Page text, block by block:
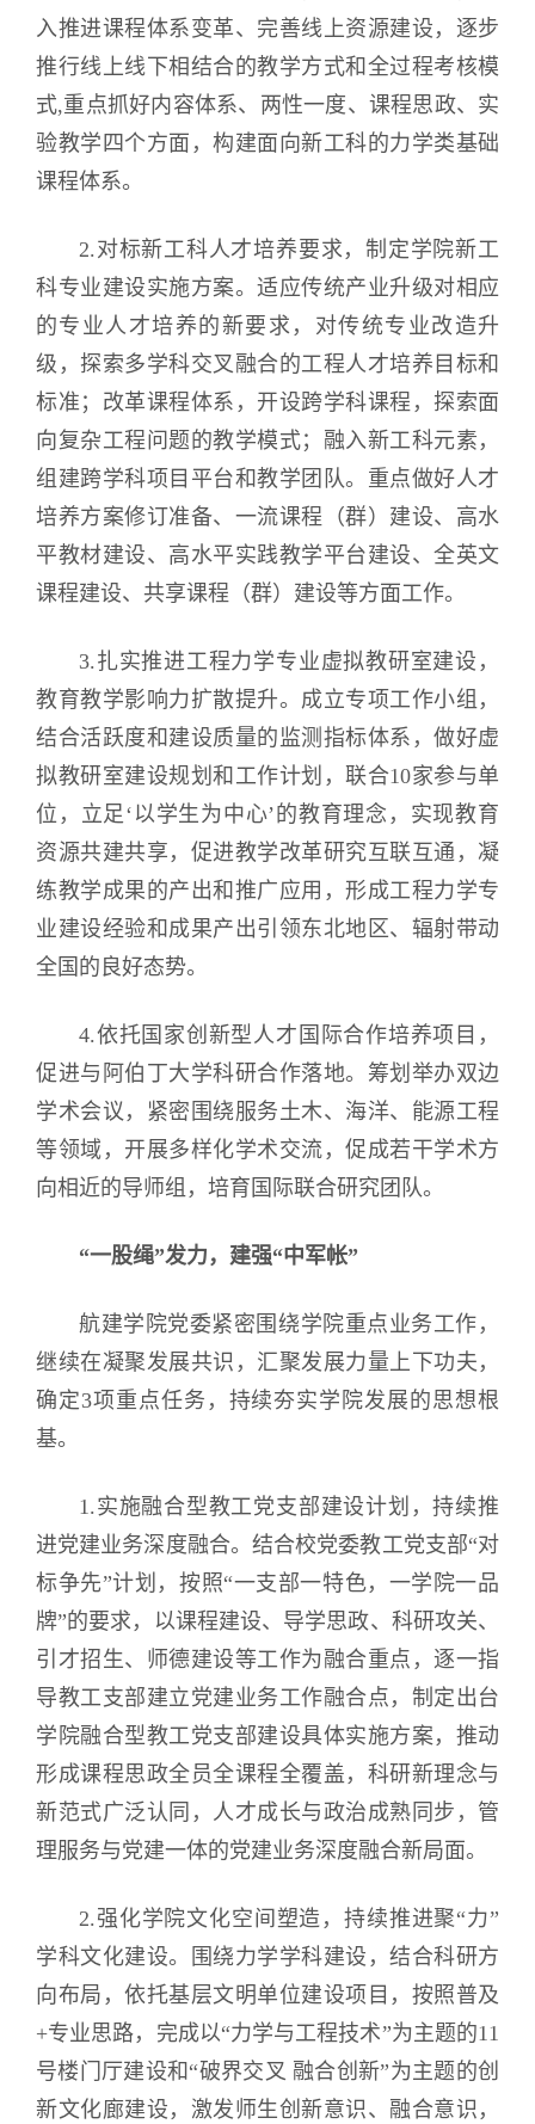
入推进课程体系变革、完善线上资源建设，逐步
推行线上线下相结合的教学方式和全过程考核模
式,重点抓好内容体系、两性一度、课程思政、实
验教学四个方面，构建面向新工科的力学类基础
课程体系。
2.对标新工科人才培养要求，制定学院新工
科专业建设实施方案。适应传统产业升级对相应
的专业人才培养的新要求，对传统专业改造升
级，探索多学科交叉融合的工程人才培养目标和
标准；改革课程体系，开设跨学科课程，探索面
向复杂工程问题的教学模式；融入新工科元素，
组建跨学科项目平台和教学团队。重点做好人才
培养方案修订准备、一流课程（群）建设、高水
平教材建设、高水平实践教学平台建设、全英文
课程建设、共享课程（群）建设等方面工作。
3.扎实推进工程力学专业虚拟教研室建设，
教育教学影响力扩散提升。成立专项工作小组，
结合活跃度和建设质量的监测指标体系，做好虚
拟教研室建设规划和工作计划，联合10家参与单
位，立足‘以学生为中心’的教育理念，实现教育
资源共建共享，促进教学改革研究互联互通，凝
练教学成果的产出和推广应用，形成工程力学专
业建设经验和成果产出引领东北地区、辐射带动
全国的良好态势。
4.依托国家创新型人才国际合作培养项目，
促进与阿伯丁大学科研合作落地。筹划举办双边
学术会议，紧密围绕服务土木、海洋、能源工程
等领域，开展多样化学术交流，促成若干学术方
向相近的导师组，培育国际联合研究团队。
“一股绳”发力，建强“中军帐”
航建学院党委紧密围绕学院重点业务工作，
继续在凝聚发展共识，汇聚发展力量上下功夫，
确定3项重点任务，持续夯实学院发展的思想根
基。
1.实施融合型教工党支部建设计划，持续推
进党建业务深度融合。结合校党委教工党支部“对
标争先”计划，按照“一支部一特色，一学院一品
牌”的要求，以课程建设、导学思政、科研攻关、
引才招生、师德建设等工作为融合重点，逐一指
导教工支部建立党建业务工作融合点，制定出台
学院融合型教工党支部建设具体实施方案，推动
形成课程思政全员全课程全覆盖，科研新理念与
新范式广泛认同，人才成长与政治成熟同步，管
理服务与党建一体的党建业务深度融合新局面。
2.强化学院文化空间塑造，持续推进聚“力”
学科文化建设。围绕力学学科建设，结合科研方
向布局，依托基层文明单位建设项目，按照普及
+专业思路，完成以“力学与工程技术”为主题的11
号楼门厅建设和“破界交叉 融合创新”为主题的创
新文化廊建设，激发师生创新意识、融合意识，